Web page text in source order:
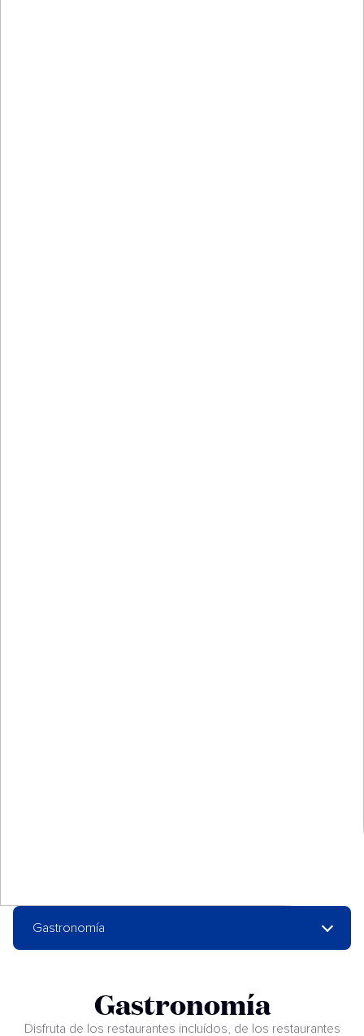
Gastronomía
Gastronomía
Disfruta de los restaurantes incluídos, de los restaurantes